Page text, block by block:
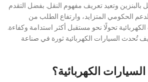
بالبنزين وتعيد تعريف مفهوم النقل. بفضل التقدم
الحكومي المتزايد، وارتفاع الطلب من
تحولًا نحو مستقبل أكثر استدامة وكفاءة.
تُحدث السيارات الكهربائية ثورة في صناعة
الكهربائية؟